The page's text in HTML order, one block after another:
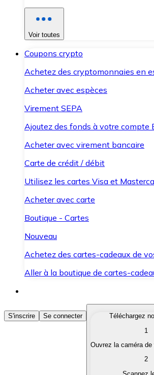
Voir toutes
Coupons crypto
Achetez des cryptomonnaies en
Acheter avec espèces
Virement SEPA
Ajoutez des fonds à votre compte
Acheter avec virement bancaire
Carte de crédit / débit
Utilisez les cartes Visa et
Acheter avec carte
Boutique - Cartes
Nouveau
Achetez des cartes-cadeaux de
Aller à la boutique de cartes-
Acheter des Cryptomonnaies
Achetez les cryptomonnaies qui
Convertissez vos
S'inscrire Se connecter
Téléchargez
1
Ouvrez la caméra de
2